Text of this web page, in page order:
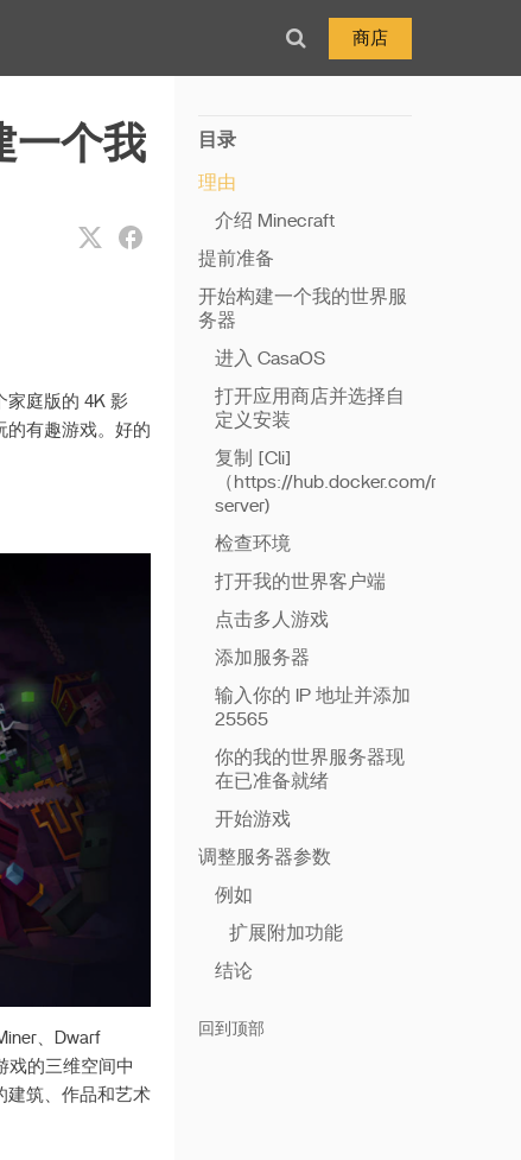
商店
一个我
家庭版的 4K 影
的有趣游戏。好的
、Dwarf
戏的三维空间中
建筑、作品和艺术
目录
理由
介绍 Minecraft
提前准备
开始构建一个我的世界服
务器
进入 CasaOS
打开应用商店并选择自
定义安装
复制 [Cli]
（https://hub.docker.com/r/itzg/
server)
检查环境
打开我的世界客户端
点击多人游戏
添加服务器
输入你的 IP 地址并添加
25565
你的我的世界服务器现
在已准备就绪
开始游戏
调整服务器参数
例如
扩展附加功能
结论
回到顶部